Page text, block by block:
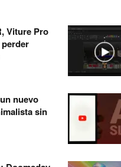
Viture Pro
nuevo
sin